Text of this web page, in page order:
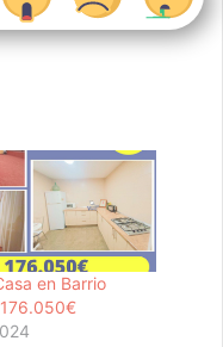
en Barrio